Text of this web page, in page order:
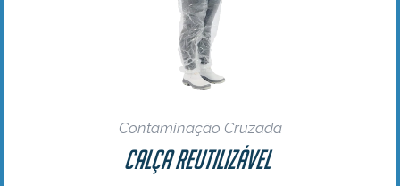
Contaminação Cruzada
Calça Reutilizável